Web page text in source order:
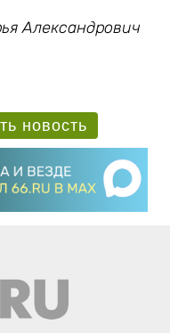
Александрович
новость